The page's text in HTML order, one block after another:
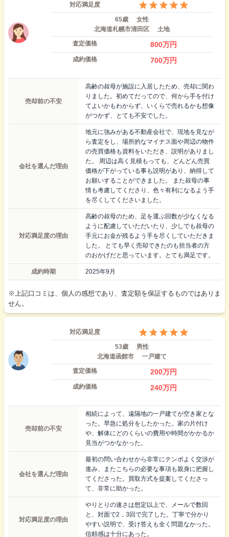
対応満足度
65歳
女性
北海道札幌市清田区
土地
査定価格
800万円
成約価格 700万円
売却前の不安
高齢の叔母が施設に入居したため、売却に関わ
りました。初めてだってので、何から手を付け
てよいかもわからず、いくらで売れるかも想像
がつかず、とても不安でした。
会社を選んだ理由
地元に強みがある不動産会社で、現地を見なが
ら査定をし、場所的なマイナス面や周辺の物件
の売買価格も資料をいただき、説明がありまし
た。 周辺は高く見積もっても、どんどん売買
価格が下がっている事も説明があり、納得して
お願いすることができました。 また叔母の事
情も考慮してくださり、色々有利になるよう手
を尽くしてくださいました。
対応満足度の理由
高齢の叔母のため、足を運ぶ回数が少なくなる
ように配慮していただいたり、少しでも叔母の
手元にお金が残るよう手を尽くしていただきま
した。 とても早く売却できたのも担当者の方
のおかげだと思っています。とても満足です。
成約時期 2025年9月
※上記口コミは、個人の感想であり、査定額を保証するものではありま
せん。
対応満足度
53歳
男性
北海道函館市
一戸建て
査定価格
200万円
成約価格 240万円
売却前の不安
相続によって、遠隔地の一戸建てが空き家とな
った。早急に処分をしたかった。家の片付け
や、解体にどのくらいの費用や時間がかかるか
見当がつかなかった。
会社を選んだ理由
最初の問い合わせから非常にテンポよく交渉が
進み、またこちらの必要な事項も親身に把握し
てくださった。買取方式を提案してくださっ
て、非常に助かった。
対応満足度の理由
やりとりの速さは想定以上で、メールで数回
と、対面で2，3回で完了した。丁寧で分かり
やすい説明で、受け答えも全く問題なかった。
信頼感は十分にあった。